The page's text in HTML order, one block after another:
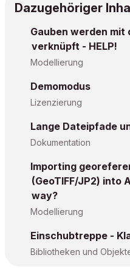
Dazugehöriger
Gauben werden
verknüpft - HELP!
Modellierung
Demomodus
Lizenzierung
Lange Dateipfade
Dokumentation
Importing
(GeoTIFF/JP2) into
way?
Modellierung
Einschubtreppe -
Bibliotheken und